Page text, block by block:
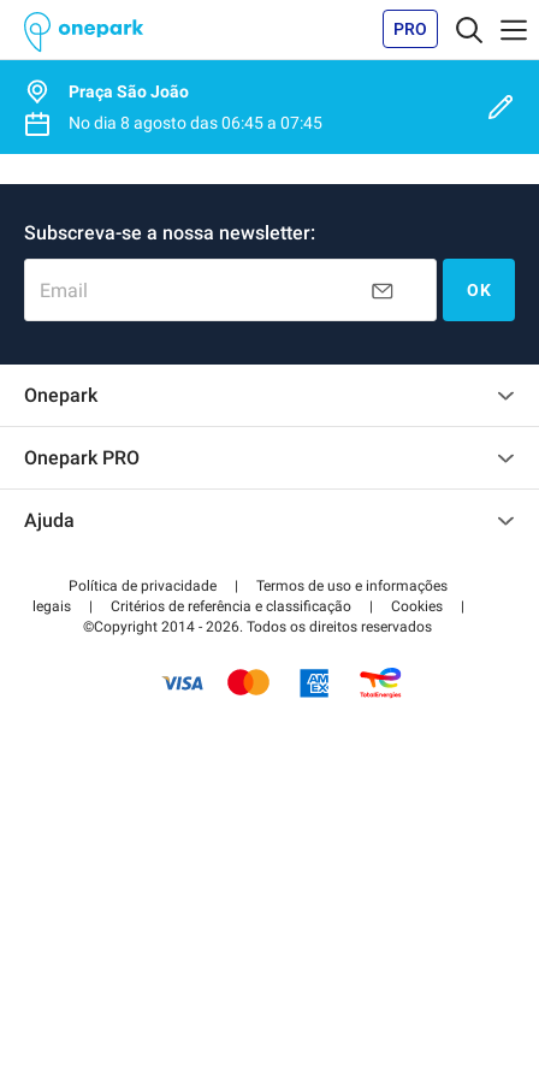
PRO
Praça São João
No dia 8 agostodas06:45a 07:45
Subscreva-se a nossa newsletter:
Email OK
Onepark
Onepark PRO
Torne-se um membro
Ajuda
Centro de apoio
Como é que funciona?
Pagar o estacionamento FLOW
Política de privacidade |
Termos de uso e informações
legais
| Critérios de referência e classificação | Cookies
|
©Copyright 2014 - 2026. Todos os direitos reservados